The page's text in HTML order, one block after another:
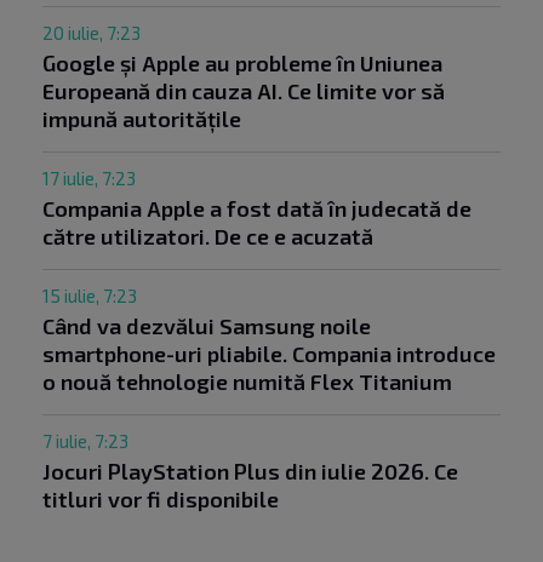
20 iulie, 7:23
Google și Apple au probleme în Uniunea
Europeană din cauza AI. Ce limite vor să
impună autoritățile
17 iulie, 7:23
Compania Apple a fost dată în judecată de
către utilizatori. De ce e acuzată
15 iulie, 7:23
Când va dezvălui Samsung noile
smartphone-uri pliabile. Compania introduce
o nouă tehnologie numită Flex Titanium
7 iulie, 7:23
Jocuri PlayStation Plus din iulie 2026. Ce
titluri vor fi disponibile